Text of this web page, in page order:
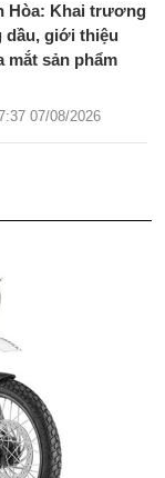
Hòa: Khai trương
dầu, giới thiệu
mắt sản phẩm
07/08/2026